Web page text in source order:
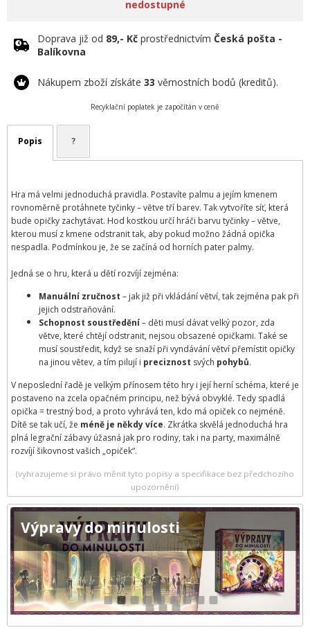
nedostupné
Doprava již od 89,- Kč prostřednictvím Česká pošta -
Balíkovna
Nákupem zboží získáte 33 věrnostních bodů (kreditů).
Recyklační poplatek je započítán v ceně
Popis ?
Hra má velmi jednoduchá pravidla. Postavíte palmu a jejím kmenem
rovnoměrně protáhnete tyčinky – větve tří barev. Tak vytvoříte síť, která
bude opičky zachytávat. Hod kostkou určí hráči barvu tyčinky – větve,
kterou musí z kmene odstranit tak, aby pokud možno žádná opička
nespadla. Podmínkou je, že se začíná od horních pater palmy.
Jedná se o hru, která u dětí rozvíjí zejména:
Manuální zručnost – jak již při vkládání větví, tak zejména pak při
jejich odstraňování.
Schopnost soustředění– děti musí dávat velký pozor, zda
větve, které chtějí odstranit, nejsou obsazené opičkami. Také se
musí soustředit, když se snaží při vyndávání větví přemístit opičky
na jinou větev, a tím pilují i preciznost svých pohybů.
V neposlední řadě je velkým přínosem této hry i její herní schéma, které je
postaveno na zcela opačném principu, než bývá obvyklé. Tedy spadlá
opička = trestný bod, a proto vyhrává ten, kdo má opiček co nejméně.
Dítě se tak učí, že méně je někdy více. Zkrátka skvělá jednoduchá hra
plná legrační zábavy úžasná jak pro rodiny, tak i na party, maximálně
rozvíjí šikovnost vašich „opiček“.
(vyhrazujeme si právo měnit tyto popisy a specifikace bez předchozího
upozornění)
Výpravy do minulosti